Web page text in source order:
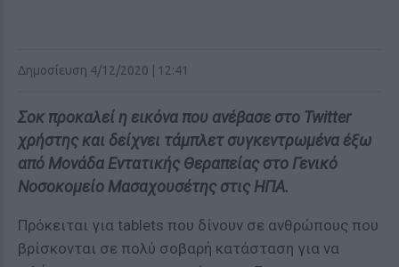
Δημοσίευση 4/12/2020 | 12:41
Σοκ προκαλεί η εικόνα που ανέβασε στο Twitter
χρήστης και δείχνει τάμπλετ συγκεντρωμένα έξω
από Μονάδα Εντατικής Θεραπείας στο Γενικό
Νοσοκομείο Μασαχουσέτης στις ΗΠΑ.
Πρόκειται για tablets που δίνουν σε ανθρώπους που
βρίσκονται σε πολύ σοβαρή κατάσταση για να